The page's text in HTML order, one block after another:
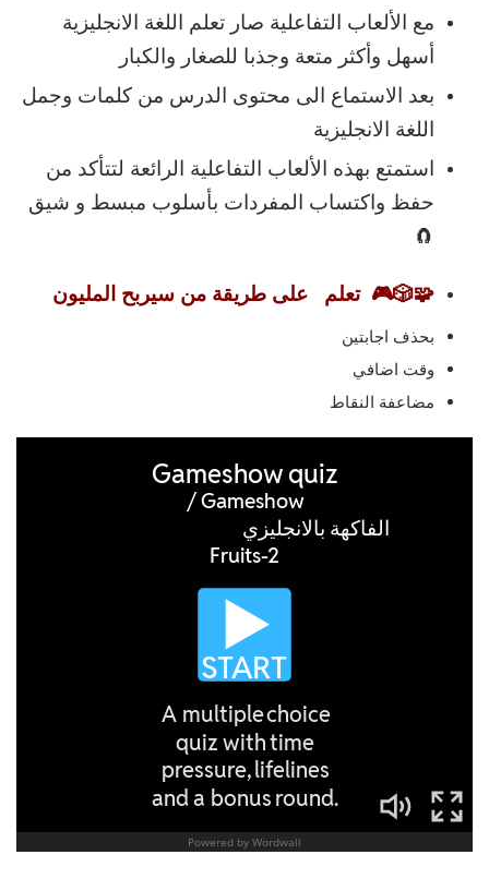
مع الألعاب التفاعلية صار تعلم اللغة الانجليزية
أسهل وأكثر متعة وجذبا للصغار والكبار
بعد الاستماع الى محتوى الدرس من كلمات وجمل
اللغة الانجليزية
استمتع بهذه الألعاب التفاعلية الرائعة لتتأكد من
حفظ واكتساب المفردات بأسلوب مبسط و شيق
🧲
🧩🎲🎮 تعلم على طريقة من سيربح المليون
بحذف اجابتين
وقت اضافي
مضاعفة النقاط